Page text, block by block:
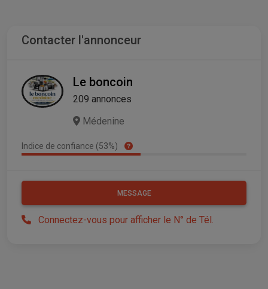
Contacter l'annonceur
Le boncoin
209 annonces
Médenine
Indice de confiance (53%)
MESSAGE
Connectez-vous pour afficher le N° de Tél.